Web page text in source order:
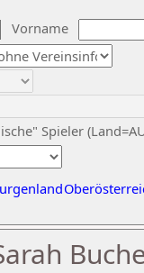
Vorname
Spieler